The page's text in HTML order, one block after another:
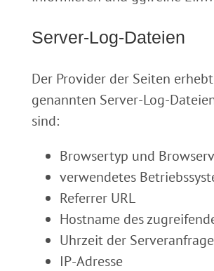
Server-Log-Dateien
Der Provider der Seiten
genannten Server-Log-
sind:
Browsertyp und
verwendetes
Referrer URL
Hostname des
Uhrzeit der Serveranfrage
IP-Adresse